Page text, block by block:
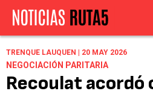
TRENQUE LAUQUEN | 20 MAY 2026
NEGOCIACIÓN PARITARIA
Recoulat acordó